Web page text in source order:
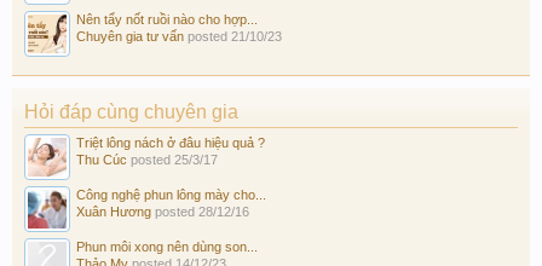
Nên tẩy nốt ruồi nào cho hợp...
Chuyên gia tư vấn posted 21/10/23
Hỏi đáp cùng chuyên gia
Triệt lông nách ở đâu hiệu quả ?
Thu Cúc posted 25/3/17
Công nghệ phun lông mày cho...
Xuân Hương posted 28/12/16
Phun môi xong nên dùng son...
Thảo My posted 14/12/23